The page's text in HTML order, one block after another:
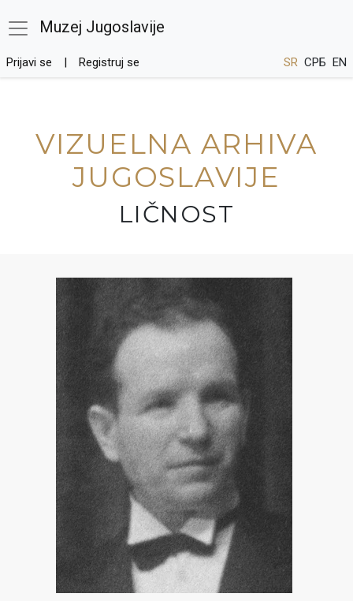
Muzej Jugoslavije
Prijavi se Registruj se SR СРБ EN
VIZUELNA ARHIVA
JUGOSLAVIJE
LIČNOST